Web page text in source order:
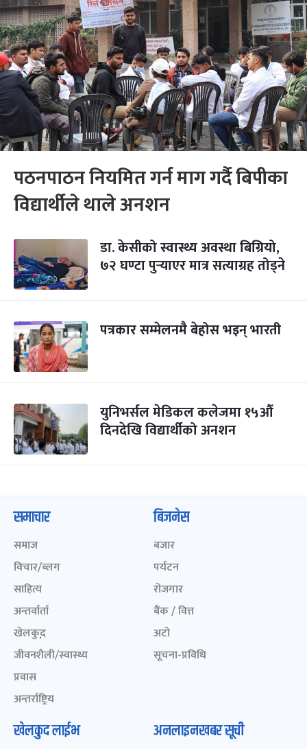
पठनपाठन नियमित गर्न माग गर्दै बिपीका
विद्यार्थीले थाले अनशन
डा. केसीको स्वास्थ्य अवस्था बिग्रियो,
७२ घण्टा पुर्‍याएर मात्र सत्याग्रह तोड्ने
पत्रकार सम्मेलनमै बेहोस भइन् भारती
युनिभर्सल मेडिकल कलेजमा १५औं
दिनदेखि विद्यार्थीको अनशन
समाचार
समाज
विचार/ब्लग
साहित्य
अन्तर्वार्ता
खेलकुद़़
जीवनशैली/स्वास्थ्य
प्रवास
अन्तर्राष्ट्रिय
बिजनेस
बजार
पर्यटन
रोजगार
बैंक / वित्त
अटो
सूचना-प्रविधि
खेलकुद लाईभ अनलाइनखबर सूची